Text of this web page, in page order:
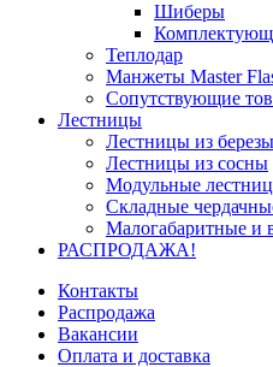
Шиберы
Теплодар
Манжеты Master
Сопутствующие
Лестницы
Лестницы из березы
Лестницы из сосны
Модульные
Складные
Малогабаритные и
РАСПРОДАЖА!
Контакты
Распродажа
Вакансии
Оплата и доставка